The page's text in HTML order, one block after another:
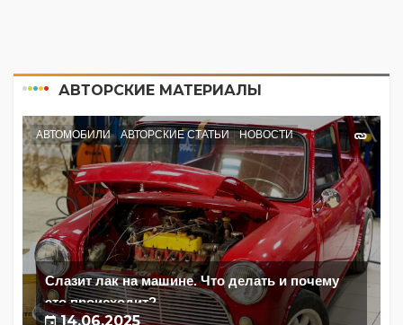
АВТОРСКИЕ МАТЕРИАЛЫ
АВТОМОБИЛИ АВТОРСКИЕ СТАТЬИ НОВОСТИ
Слазит лак на машине. Что делать и почему
это происходит?
14.06.2025